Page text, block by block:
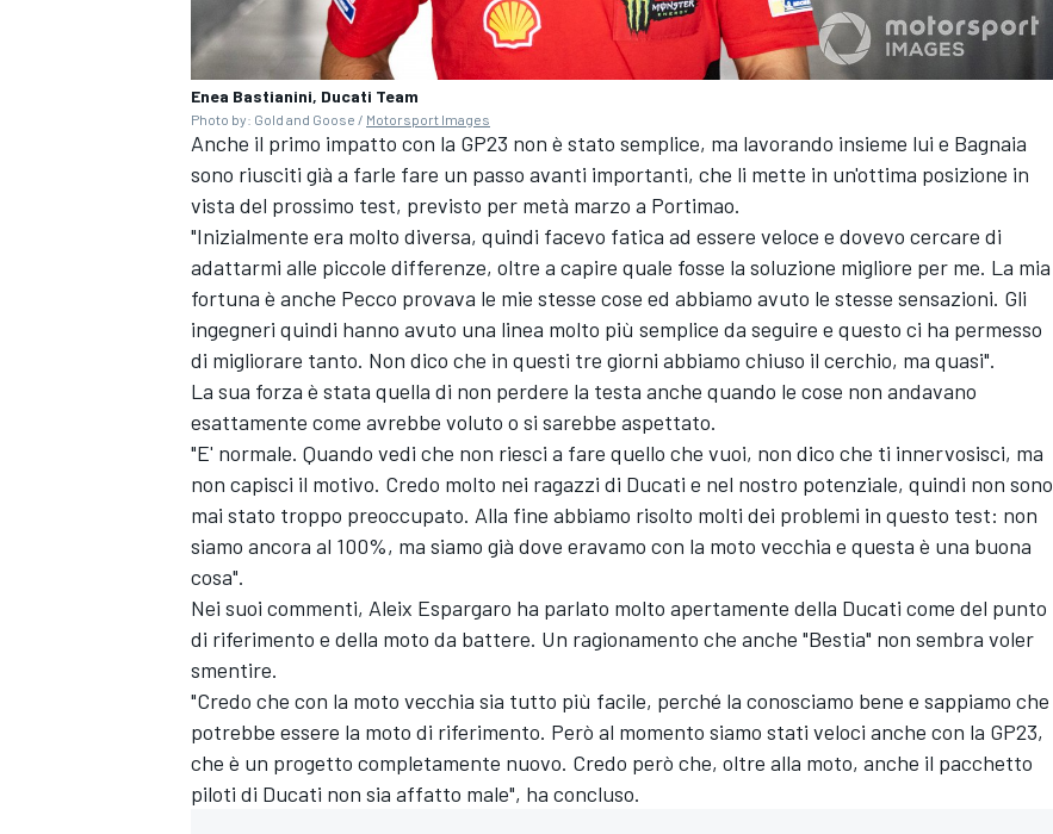
MONOMARCA
Enea Bastianini, Ducati Team
Photo by: Gold and Goose / Motorsport Images
Anche il primo impatto con la GP23 non è stato semplice, ma lavorando insieme lui e Bagnaia
sono riusciti già a farle fare un passo avanti importanti, che li mette in un'ottima posizione in
vista del prossimo test, previsto per metà marzo a Portimao.
"Inizialmente era molto diversa, quindi facevo fatica ad essere veloce e dovevo cercare di
adattarmi alle piccole differenze, oltre a capire quale fosse la soluzione migliore per me. La mia
fortuna è anche Pecco provava le mie stesse cose ed abbiamo avuto le stesse sensazioni. Gli
ingegneri quindi hanno avuto una linea molto più semplice da seguire e questo ci ha permesso
di migliorare tanto. Non dico che in questi tre giorni abbiamo chiuso il cerchio, ma quasi".
La sua forza è stata quella di non perdere la testa anche quando le cose non andavano
esattamente come avrebbe voluto o si sarebbe aspettato.
"E' normale. Quando vedi che non riesci a fare quello che vuoi, non dico che ti innervosisci, ma
non capisci il motivo. Credo molto nei ragazzi di Ducati e nel nostro potenziale, quindi non sono
mai stato troppo preoccupato. Alla fine abbiamo risolto molti dei problemi in questo test: non
siamo ancora al 100%, ma siamo già dove eravamo con la moto vecchia e questa è una buona
cosa".
Nei suoi commenti, Aleix Espargaro ha parlato molto apertamente della Ducati come del punto
di riferimento e della moto da battere. Un ragionamento che anche "Bestia" non sembra voler
smentire.
"Credo che con la moto vecchia sia tutto più facile, perché la conosciamo bene e sappiamo che
potrebbe essere la moto di riferimento. Però al momento siamo stati veloci anche con la GP23,
che è un progetto completamente nuovo. Credo però che, oltre alla moto, anche il pacchetto
piloti di Ducati non sia affatto male", ha concluso.